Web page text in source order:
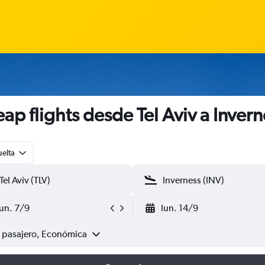
flights desde Tel Aviv a
7/9 lun. 14/9
pasajero, Económica